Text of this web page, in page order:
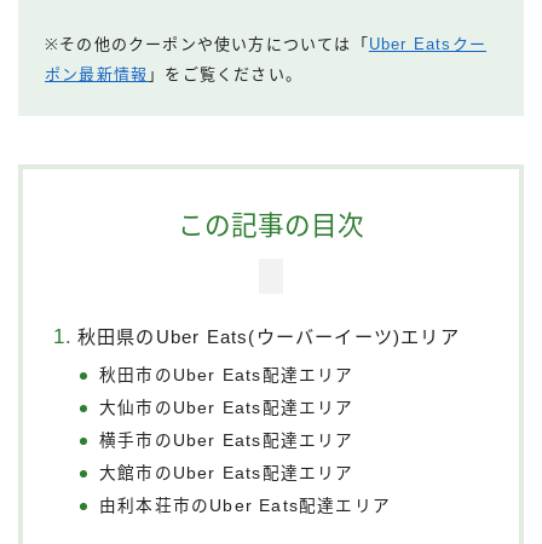
※その他のクーポンや使い方については「Uber Eatsクー
ポン最新情報 」をご覧ください。
この記事の目次
秋田県のUber Eats(ウーバーイーツ)エリア
秋田市のUber Eats配達エリア
大仙市のUber Eats配達エリア
横手市のUber Eats配達エリア
大館市のUber Eats配達エリア
由利本荘市のUber Eats配達エリア